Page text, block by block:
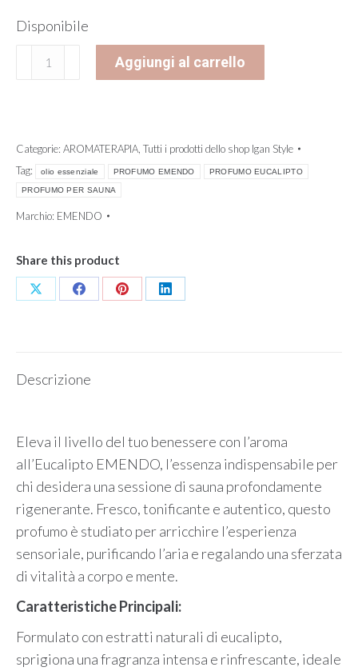
Disponibile
essenziale
all'Eucalipto
-
EMENDO
quantità
Aggiungi al carrello
Categorie: AROMATERAPIA Tutti i prodotti dello shop Igan Style
Tag:
olio essenziale PROFUMO EMENDO PROFUMO EUCALIPTO
PROFUMO PER SAUNA
Marchio: EMENDO
Share this product
CondividiCondividiCondividiCondividi
Descrizione
Eleva il livello del tuo benessere con l’aroma
all’Eucalipto EMENDO, l’essenza indispensabile per
chi desidera una sessione di sauna profondamente
rigenerante. Fresco, tonificante e autentico, questo
profumo è studiato per arricchire l’esperienza
sensoriale, purificando l’aria e regalando una sferzata
di vitalità a corpo e mente.
Caratteristiche Principali:
Formulato con estratti naturali di eucalipto,
sprigiona una fragranza intensa e rinfrescante, ideale